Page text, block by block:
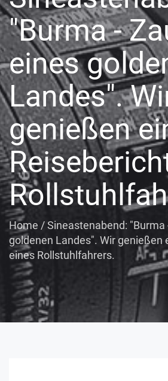
"Burma -
eines
Landes".
genießen
Home /Sineastenabend: "Burma
goldenen Landes". Wir genießen
eines Rollstuhlfahrers.